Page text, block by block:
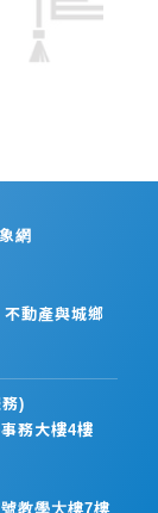
)
務大樓4樓
教學大樓7樓
網
動產與城鄉